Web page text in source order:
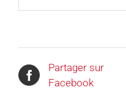
Partager sur
Facebook